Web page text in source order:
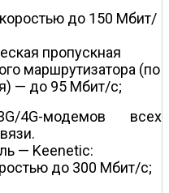
до 150 Мбит/
пропускная
маршрутизатора (по
— до 95 Мбит/с;
4G-модемов всех
— Keenetic:
до 300 Мбит/с;